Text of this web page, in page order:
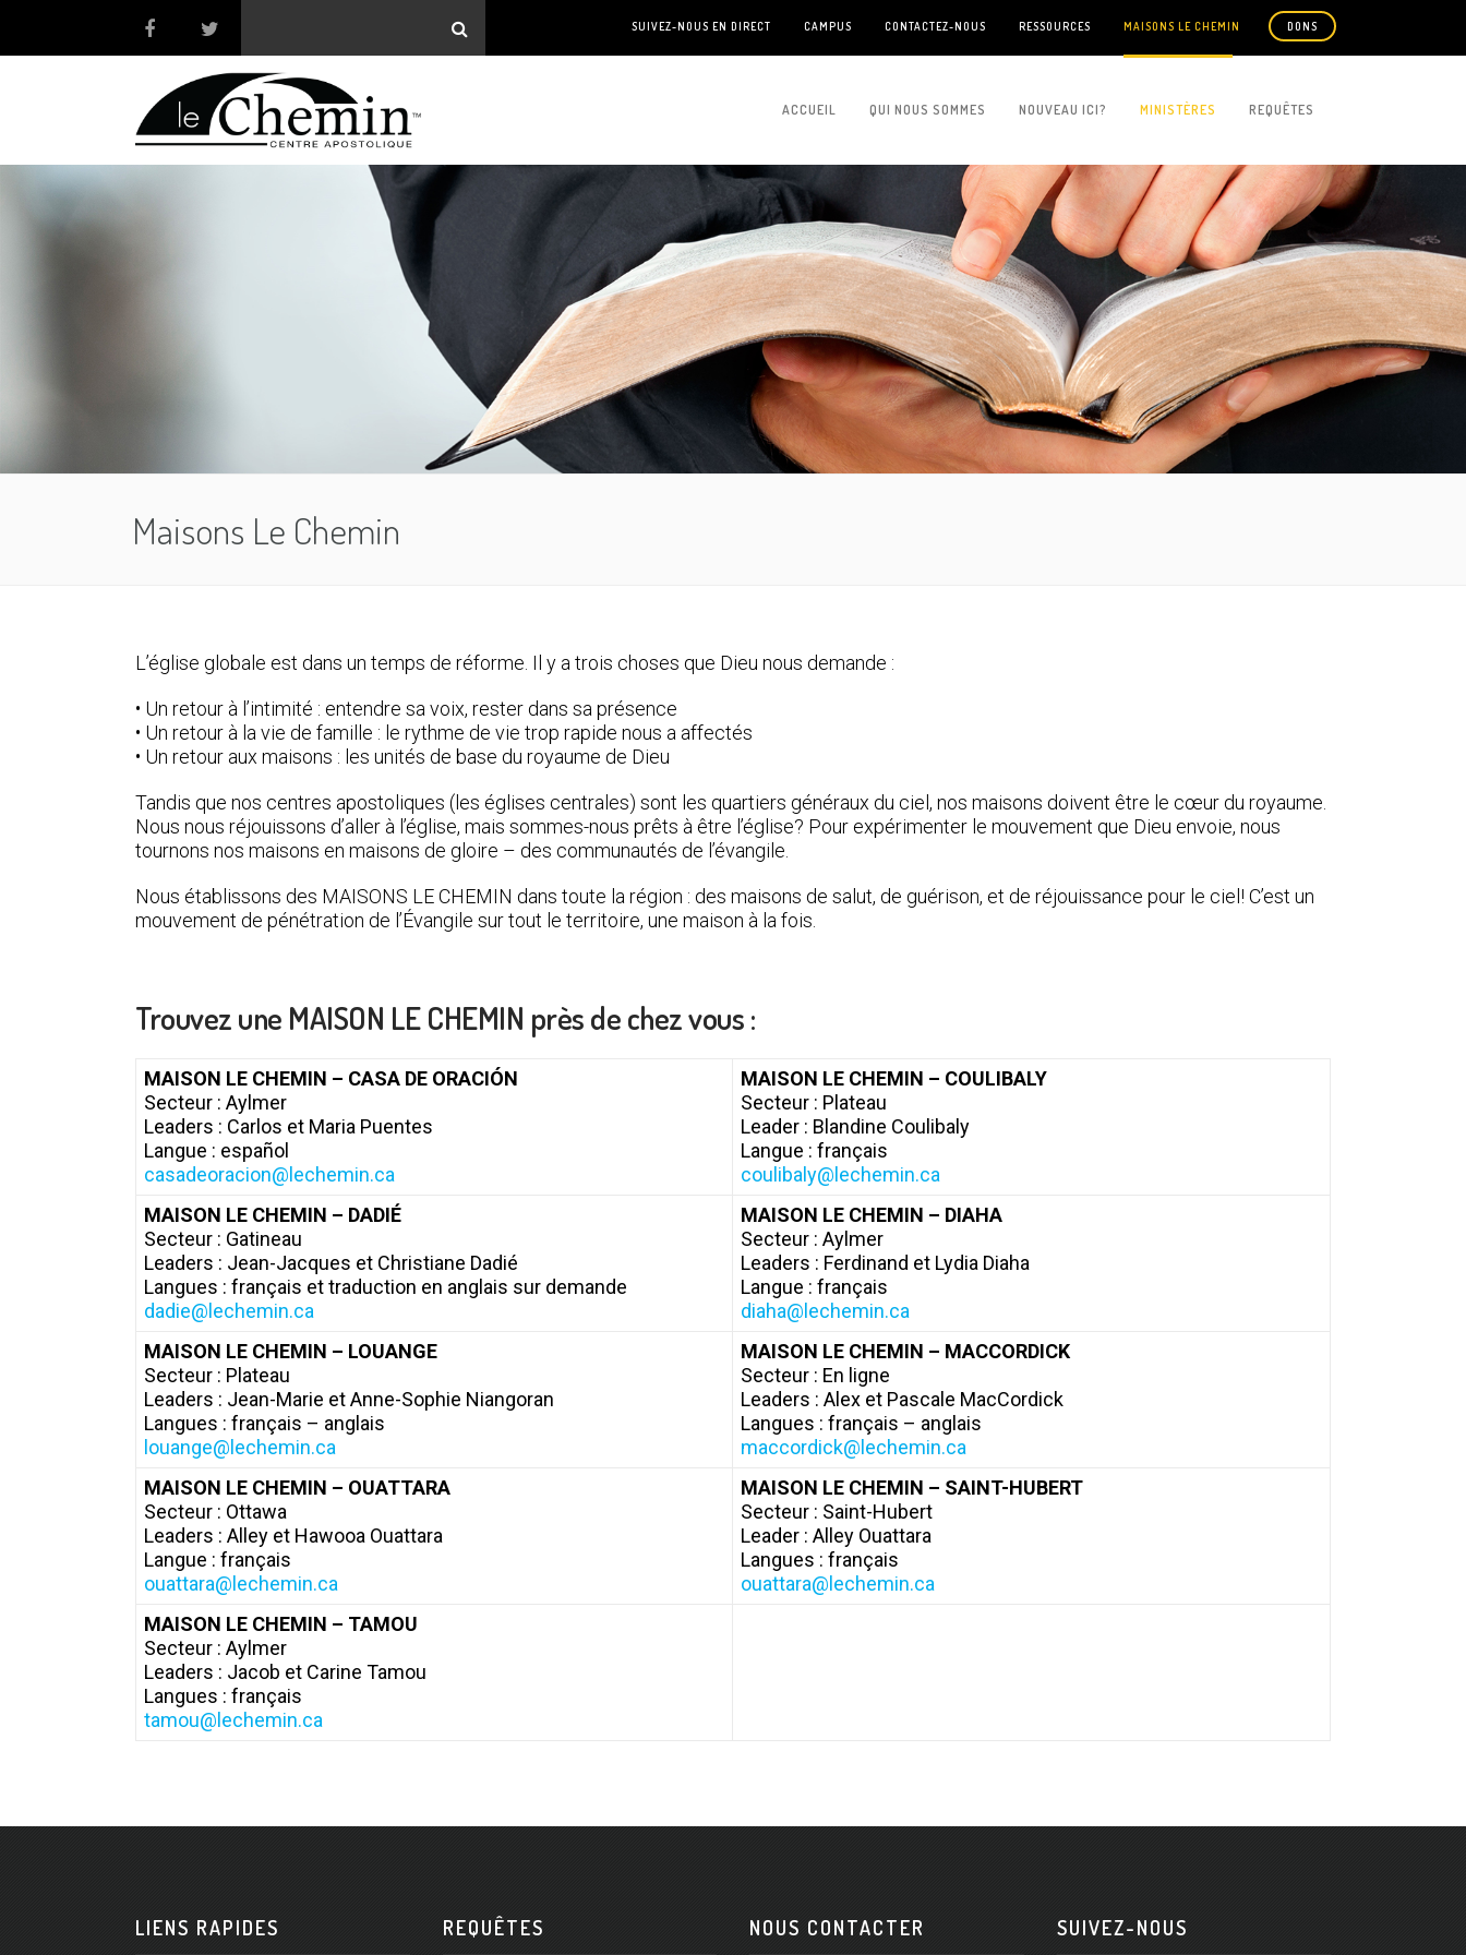
SUIVEZ-NOUS EN DIRECT CAMPUS CONTACTEZ-NOUS RESSOURCES MAISONS LE CHEMIN DONS
ACCUEIL QUI NOUS SOMMES NOUVEAU ICI? MINISTÈRES REQUÊTES
Maisons Le Chemin
L’église globale est dans un temps de réforme. Il y a trois choses que Dieu nous demande :
• Un retour à l’intimité : entendre sa voix, rester dans sa présence
• Un retour à la vie de famille : le rythme de vie trop rapide nous a affectés
• Un retour aux maisons : les unités de base du royaume de Dieu
Tandis que nos centres apostoliques (les églises centrales) sont les quartiers généraux du ciel, nos maisons doivent être le cœur du royaume.
Nous nous réjouissons d’aller à l’église, mais sommes-nous prêts à être l’église? Pour expérimenter le mouvement que Dieu envoie, nous
tournons nos maisons en maisons de gloire – des communautés de l’évangile.
Nous établissons des MAISONS LE CHEMIN dans toute la région : des maisons de salut, de guérison, et de réjouissance pour le ciel! C’est un
mouvement de pénétration de l’Évangile sur tout le territoire, une maison à la fois.
Trouvez une MAISON LE CHEMIN près de chez vous :
MAISON LE CHEMIN – CASA DE ORACIÓN
Secteur : Aylmer
Leaders : Carlos et Maria Puentes
Langue : español
casadeoracion@lechemin.ca
MAISON LE CHEMIN – COULIBALY
Secteur : Plateau
Leader : Blandine Coulibaly
Langue : français
coulibaly@lechemin.ca
MAISON LE CHEMIN – DADIÉ
Secteur : Gatineau
Leaders : Jean-Jacques et Christiane Dadié
Langues : français et traduction en anglais sur demande
dadie@lechemin.ca
MAISON LE CHEMIN – DIAHA
Secteur : Aylmer
Leaders : Ferdinand et Lydia Diaha
Langue : français
diaha@lechemin.ca
MAISON LE CHEMIN – LOUANGE
Secteur : Plateau
Leaders : Jean-Marie et Anne-Sophie Niangoran
Langues : français – anglais
louange@lechemin.ca
MAISON LE CHEMIN – MACCORDICK
Secteur : En ligne
Leaders : Alex et Pascale MacCordick
Langues : français – anglais
maccordick@lechemin.ca
MAISON LE CHEMIN – OUATTARA
Secteur : Ottawa
Leaders : Alley et Hawooa Ouattara
Langue : français
ouattara@lechemin.ca
MAISON LE CHEMIN – SAINT-HUBERT
Secteur : Saint-Hubert
Leader : Alley Ouattara
Langues : français
ouattara@lechemin.ca
MAISON LE CHEMIN – TAMOU
Secteur : Aylmer
Leaders : Jacob et Carine Tamou
Langues : français
tamou@lechemin.ca
LIENS RAPIDES REQUÊTES NOUS CONTACTER SUIVEZ-NOUS